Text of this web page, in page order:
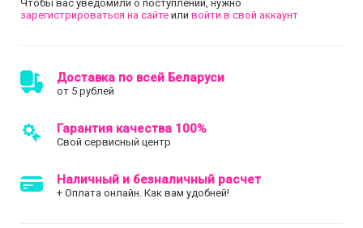
Чтобы вас уведомили о поступлении, нужно
зарегистрироваться на сайте или войти в свой аккаунт
Доставка по всей Беларуси
от 5 рублей
Гарантия качества 100%
Свой сервисный центр
Наличный и безналичный расчет
+ Оплата онлайн. Как вам удобней!